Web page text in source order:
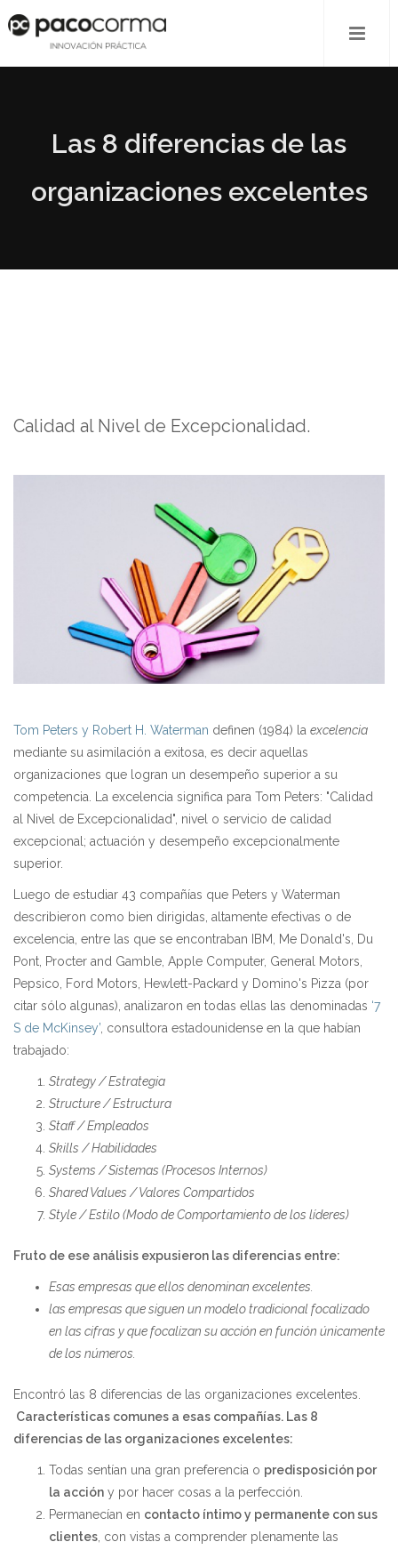
Las 8 diferencias de las
organizaciones excelentes
Calidad al Nivel de Excepcionalidad.
Tom Peters y Robert H. Waterman definen (1984) la excelencia
mediante su asimilación a exitosa, es decir aquellas
organizaciones que logran un desempeño superior a su
competencia. La excelencia significa para Tom Peters: "Calidad
al Nivel de Excepcionalidad", nivel o servicio de calidad
excepcional; actuación y desempeño excepcionalmente
superior.
Luego de estudiar 43 compañías que Peters y Waterman
describieron como bien dirigidas, altamente efectivas o de
excelencia, entre las que se encontraban IBM, Me Donald's, Du
Pont, Procter and Gamble, Apple Computer, General Motors,
Pepsico, Ford Motors, Hewlett-Packard y Domino's Pizza (por
citar sólo algunas), analizaron en todas ellas las denominadas ‘7
S de McKinsey’ , consultora estadounidense en la que habían
trabajado:
Strategy / Estrategia
Structure / Estructura
Staff / Empleados
Skills / Habilidades
Systems / Sistemas (Procesos Internos)
Shared Values / Valores Compartidos
Style / Estilo (Modo de Comportamiento de los líderes)
Fruto de ese análisis expusieron las diferencias entre:
Esas empresas que ellos denominan excelentes.
las empresas que siguen un modelo tradicional focalizado
en las cifras y que focalizan su acción en función únicamente
de los números.
Encontró las 8 diferencias de las organizaciones excelentes.
Características comunes a esas compañías. Las 8
diferencias de las organizaciones excelentes:
Todas sentían una gran preferencia o predisposición por
la acción y por hacer cosas a la perfección.
Permanecían en contacto íntimo y permanente con sus
clientes , con vistas a comprender plenamente las